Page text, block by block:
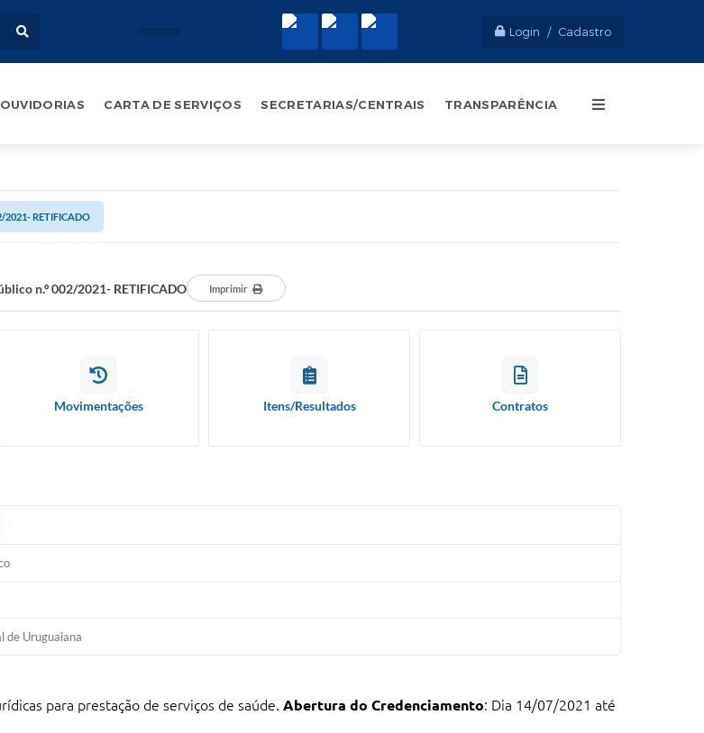
Login / Cadastro
OUVIDORIAS CARTA DE SERVIÇOS SECRETARIAS/CENTRAIS TRANSPARÊNCIA
2021- RETIFICADO
n.º 002/2021- RETIFICADO Imprimir
Movimentações Itens/Resultados Contratos
de Uruguaiana
para prestação de serviços de saúde. Abertura do Credenciamento: Dia 14/07/2021 até